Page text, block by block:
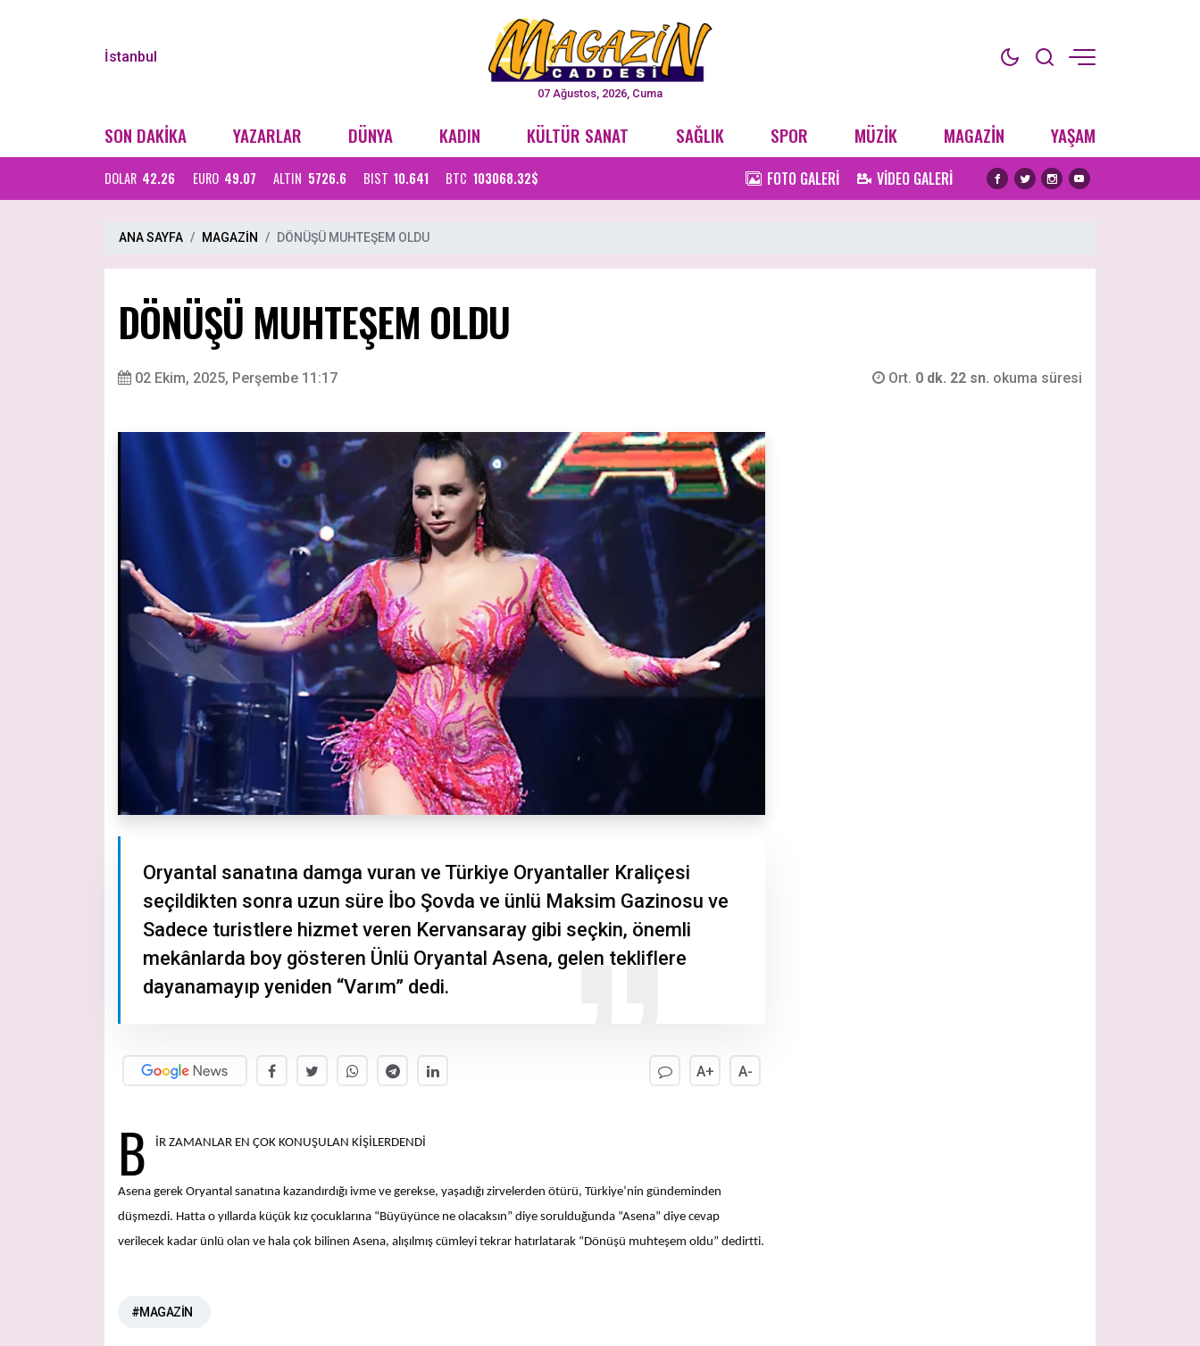
İstanbul
07 Ağustos, 2026, Cuma
SON DAKİKA YAZARLAR DÜNYA KADIN KÜLTÜR SANAT SAĞLIK SPOR MÜZİK MAGAZİN YAŞAM
DOLAR 42.26 EURO 49.07 ALTIN 5726.6 BIST 10.641 BTC 103068.32$ FOTO GALERİ VİDEO GALERİ
ANA SAYFA MAGAZİN DÖNÜŞÜ MUHTEŞEM OLDU
DÖNÜŞÜ MUHTEŞEM OLDU
02 Ekim, 2025, Perşembe 11:17 Ort. 0 dk. 22 sn. okuma süresi
Oryantal sanatına damga vuran ve Türkiye Oryantaller Kraliçesi
seçildikten sonra uzun süre İbo Şovda ve ünlü Maksim Gazinosu ve
Sadece turistlere hizmet veren Kervansaray gibi seçkin, önemli
mekânlarda boy gösteren Ünlü Oryantal Asena, gelen tekliflere
dayanamayıp yeniden “Varım” dedi.
A+ A-
B İR ZAMANLAR EN ÇOK KONUŞULAN KİŞİLERDENDİ
Asena gerek Oryantal sanatına kazandırdığı ivme ve gerekse, yaşadığı zirvelerden ötürü, Türkiye’nin gündeminden
düşmezdi. Hatta o yıllarda küçük kız çocuklarına “Büyüyünce ne olacaksın” diye sorulduğunda “Asena” diye cevap
verilecek kadar ünlü olan ve hala çok bilinen Asena, alışılmış cümleyi tekrar hatırlatarak “Dönüşü muhteşem oldu” dedirtti.
#MAGAZİN